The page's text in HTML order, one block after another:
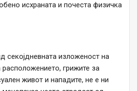
исхраната и почеста физичка
секојдневната изложеност на
расположението, грижите за
живот и нападите, не е ни